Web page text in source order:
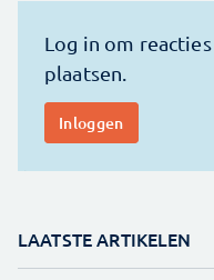
LAATSTE ARTIKELEN